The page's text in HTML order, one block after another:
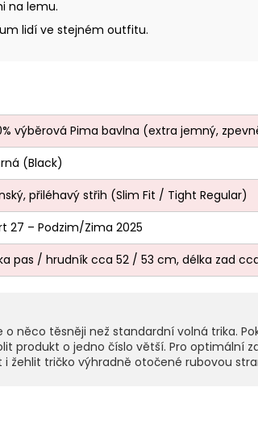
na lemu.
lidí ve stejném outfitu.
výběrová Pima bavlna (extra jemný,
(Black)
přiléhavý střih (Slim Fit / Tight Regular)
27 – Podzim/Zima 2025
pas / hrudník cca 52 / 53 cm, délka zad
něco těsněji než standardní volná trika.
produkt o jedno číslo větší. Pro optimální
tričko výhradně otočené rubovou